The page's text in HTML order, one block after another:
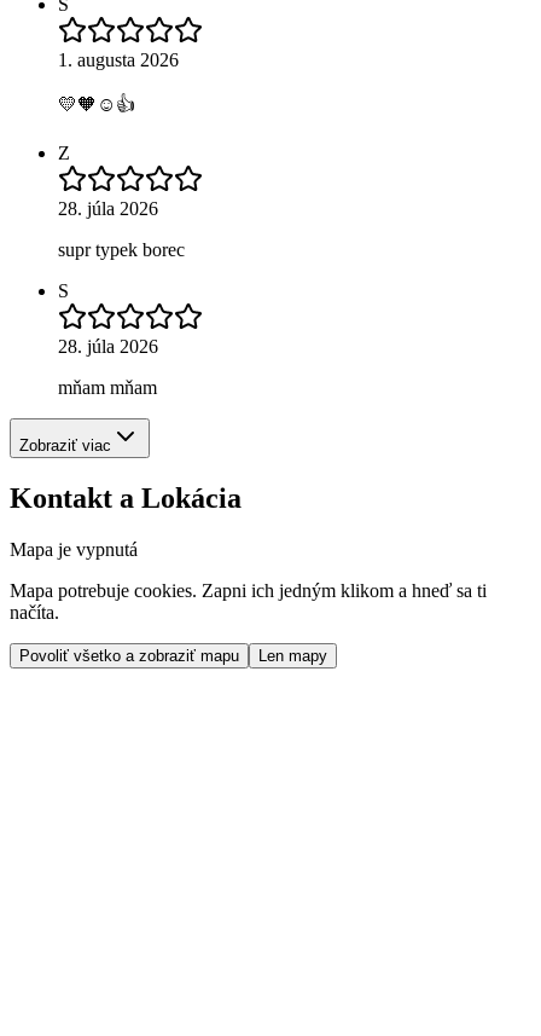
1. augusta 2026
💛🧡☺️👍
Z
28. júla 2026
supr typek borec
S
28. júla 2026
mňam mňam
Zobraziť viac
Kontakt a Lokácia
Mapa je vypnutá
Mapa potrebuje cookies. Zapni ich jedným klikom a hneď sa ti
načíta.
Povoliť všetko a zobraziť mapu Len mapy